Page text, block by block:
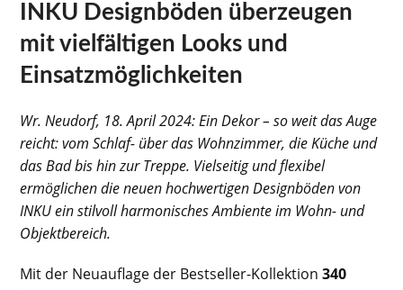
INKU Designböden überzeugen
mit vielfältigen Looks und
Einsatzmöglichkeiten
Wr. Neudorf, 18. April 2024: Ein Dekor – so weit das Auge
reicht: vom Schlaf- über das Wohnzimmer, die Küche und
das Bad bis hin zur Treppe. Vielseitig und flexibel
ermöglichen die neuen hochwertigen Designböden von
INKU ein stilvoll harmonisches Ambiente im Wohn- und
Objektbereich.
Mit der Neuauflage der Bestseller-Kollektion 340